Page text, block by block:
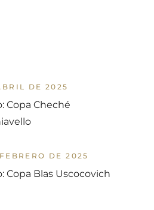
DE 2025
Copa Cheché
DE 2025
Copa Blas Uscocovich